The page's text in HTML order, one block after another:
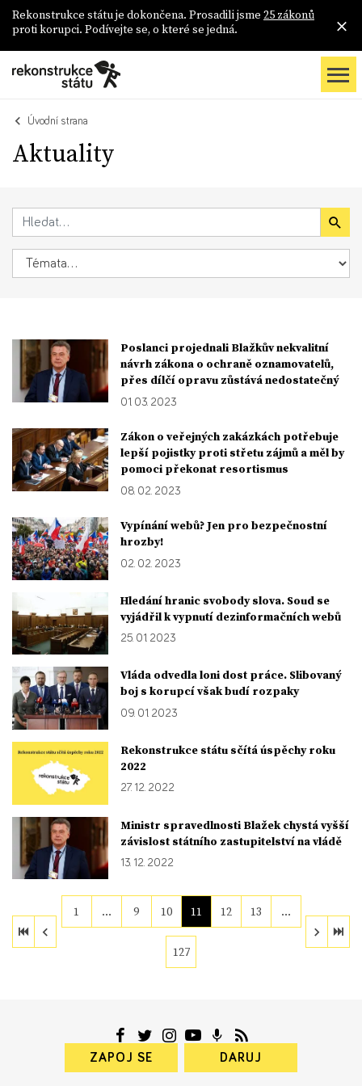
Rekonstrukce státu je dokončena. Prosadili jsme 25 zákonů
proti korupci. Podívejte se, o které se jedná.
Úvodní strana
Aktuality
Poslanci projednali Blažkův nekvalitní
návrh zákona o ochraně oznamovatelů,
přes dílčí opravu zůstává nedostatečný
01. 03. 2023
Zákon o veřejných zakázkách potřebuje
lepší pojistky proti střetu zájmů a měl by
pomoci překonat resortismus
08. 02. 2023
Vypínání webů? Jen pro bezpečnostní
hrozby!
02. 02. 2023
Hledání hranic svobody slova. Soud se
vyjádřil k vypnutí dezinformačních webů
25. 01. 2023
Vláda odvedla loni dost práce. Slibovaný
boj s korupcí však budí rozpaky
09. 01. 2023
Rekonstrukce státu sčítá úspěchy roku
2022
27. 12. 2022
Ministr spravedlnosti Blažek chystá vyšší
závislost státního zastupitelství na vládě
13. 12. 2022
1 … 9 10 11 12 13 …
127
ZAPOJ SE DARUJ